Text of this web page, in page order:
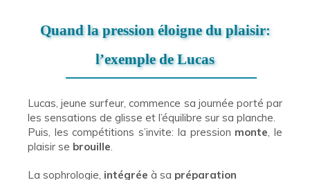
Quand la pression éloigne du plaisir:
l’exemple de Lucas
Lucas, jeune surfeur, commence sa journée porté par
les sensations de glisse et l’équilibre sur sa planche.
Puis, les compétitions s’invite: la pression monte, le
plaisir se brouille.
La sophrologie, intégrée à sa préparation